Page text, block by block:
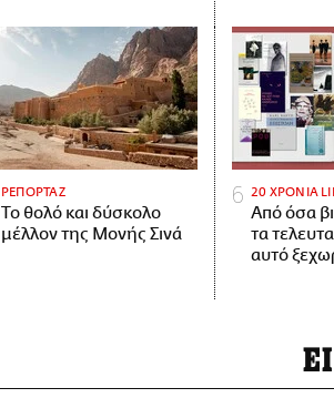
ΡΕΠΟΡΤΑΖ
Το θολό και δύσκολο
μέλλον της Μονής Σινά
20 ΧΡΟΝΙΑ
Από όσα
τα
αυτό